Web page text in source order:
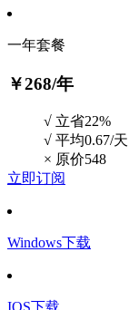
一年套餐
￥268/年
√ 立省22%
√ 平均0.67/天
× 原价548
立即订阅
Windows下载